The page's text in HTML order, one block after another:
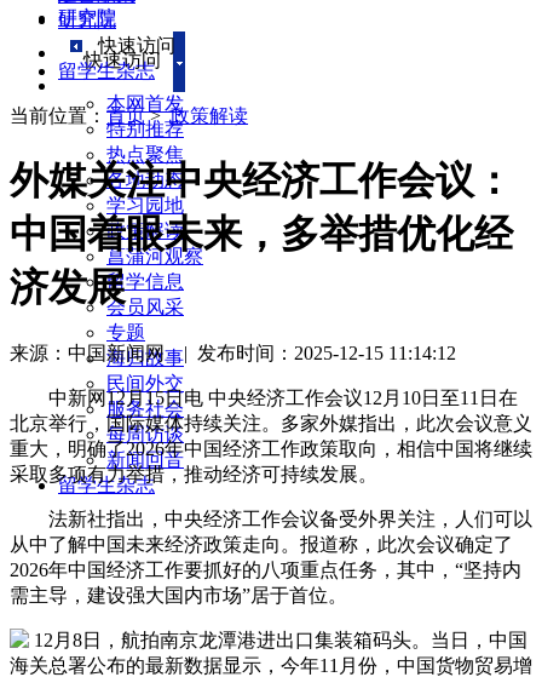
研究院
快速访问
本网首发
特别推荐
热点聚焦
各地动态
学习园地
政策解读
菖蒲河观察
留学信息
会员风采
专题
海归故事
民间外交
服务社会
每周访谈
新闻回音
留学生杂志
研究院
快速访问
留学生杂志
当前位置： 首页>政策解读
外媒关注中央经济工作会议：
中国着眼未来，多举措优化经
济发展
来源：中国新闻网 | 发布时间：2025-12-15 11:14:12
中新网12月15日电 中央经济工作会议12月10日至11日在
北京举行，国际媒体持续关注。多家外媒指出，此次会议意义
重大，明确了2026年中国经济工作政策取向，相信中国将继续
采取多项有力举措，推动经济可持续发展。
法新社指出，中央经济工作会议备受外界关注，人们可以
从中了解中国未来经济政策走向。报道称，此次会议确定了
2026年中国经济工作要抓好的八项重点任务，其中，“坚持内
需主导，建设强大国内市场”居于首位。